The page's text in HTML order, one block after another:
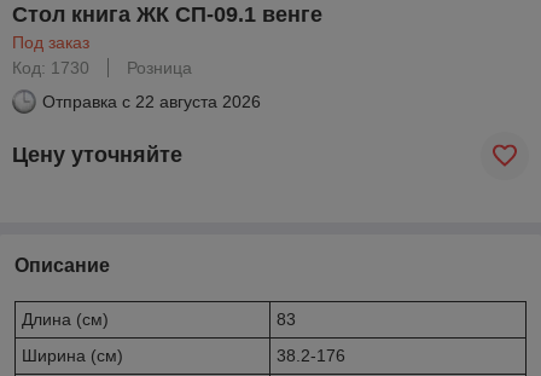
Стол книга ЖК СП-09.1 венге
Под заказ
Код: 1730
Розница
Отправка с 22 августа 2026
Цену уточняйте
Описание
Длина (см)
83
Ширина (см)
38.2-176